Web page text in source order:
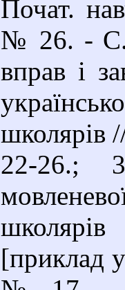
Почат.
№ 26. - С.
вправ і
школярів
22-26.;
[приклад